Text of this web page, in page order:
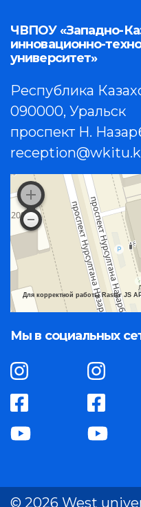
ЧВПОУ «Западно-
инновационно-
университет»
Республика
090000, Уральск
проспект Н.
Для корректной работы Raster JS
Мы в социальных
© 2026 West